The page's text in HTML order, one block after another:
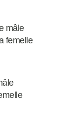
mâle
femelle